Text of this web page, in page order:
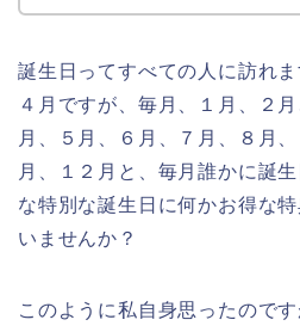
誕生日ってすべての人に訪れ
４月ですが、毎月、１月、２
月、５月、６月、７月、８月
月、１２月と、毎月誰かに誕
な特別な誕生日に何かお得な
いませんか？
このように私自身思ったので